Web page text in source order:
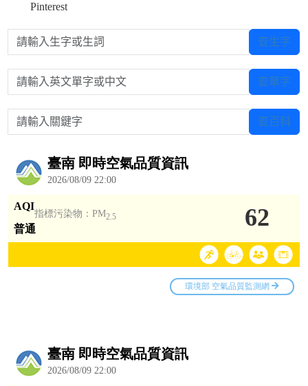
Pinterest
請輸入生字或生詞 查生字
請輸入英文單字或中文 查單字
請輸入關鍵字 查百科